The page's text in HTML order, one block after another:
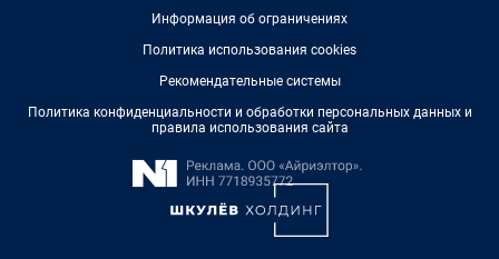
Информация об ограничениях
Политика использования cookies
Рекомендательные системы
Политика конфиденциальности и обработки персональных данных и
правила использования сайта